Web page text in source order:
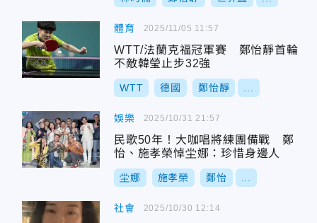
體育
WTT/法蘭克福冠軍賽 鄭怡靜首輪
不敵韓瑩止步32強
WTT 德國 鄭怡靜
2025/11/05 11:57
娛樂
民歌50年！大咖唱將練團備戰 鄭
怡、施孝榮悼坣娜：珍惜身邊人
坣娜 施孝榮 鄭怡
2025/10/31 21:57
社會 2025/10/30 12:14